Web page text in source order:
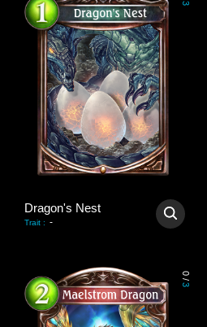
3
Dragon's Nest
Trait : -
0
/
3